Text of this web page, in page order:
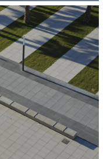
Stufen
Sitzblöcke